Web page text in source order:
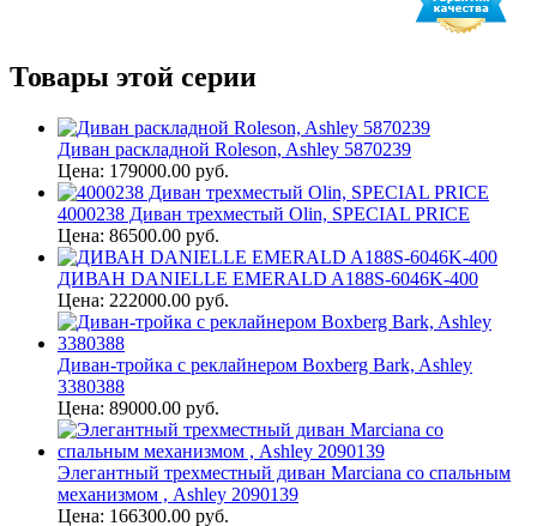
Товары этой серии
Диван раскладной Roleson, Ashley 5870239
Цена: 179000.00 руб.
4000238 Диван трехместый Olin, SPECIAL PRICE
Цена: 86500.00 руб.
ДИВАН DANIELLE EMERALD A188S-6046K-400
Цена: 222000.00 руб.
Диван-тройка с реклайнером Boxberg Bark, Ashley
3380388
Цена: 89000.00 руб.
Элегантный трехместный диван Marciana со спальным
механизмом , Ashley 2090139
Цена: 166300.00 руб.